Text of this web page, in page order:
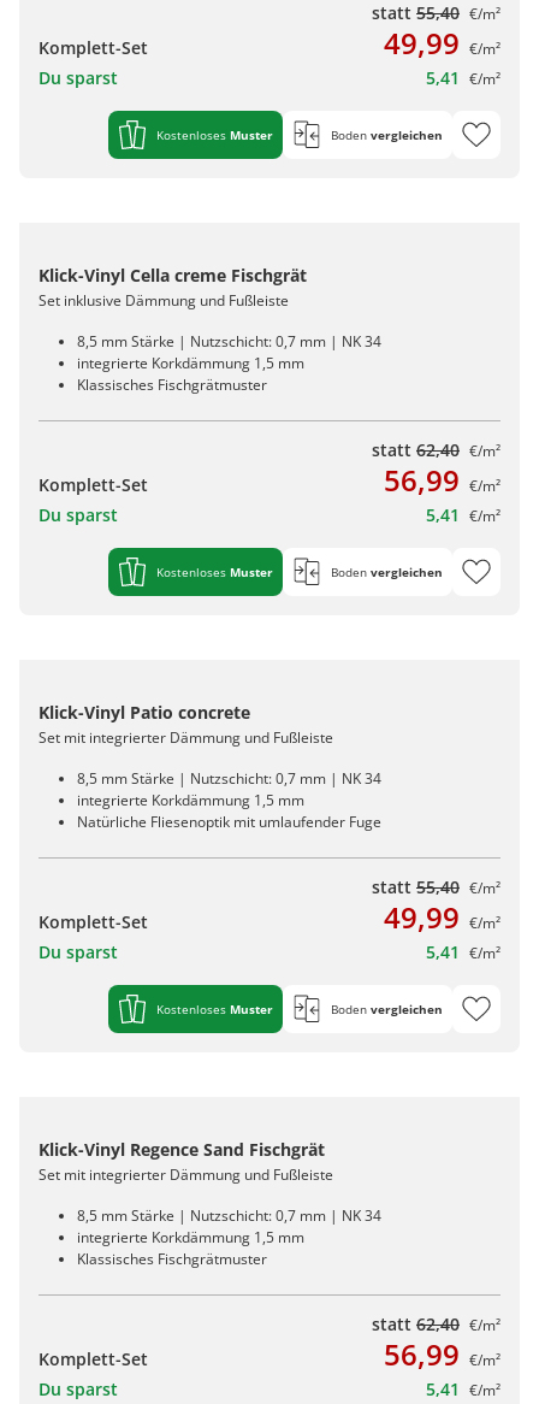
statt 55,40 €/m²
Komplett-Set 49,99 €/m²
Du sparst 5,41 €/m²
Kostenloses Muster Boden vergleichen
Klick-Vinyl Cella creme Fischgrät
Set inklusive Dämmung und Fußleiste
8,5 mm Stärke | Nutzschicht: 0,7 mm | NK 34
integrierte Korkdämmung 1,5 mm
Klassisches Fischgrätmuster
statt 62,40 €/m²
Komplett-Set 56,99 €/m²
Du sparst 5,41 €/m²
Kostenloses Muster Boden vergleichen
Klick-Vinyl Patio concrete
Set mit integrierter Dämmung und Fußleiste
8,5 mm Stärke | Nutzschicht: 0,7 mm | NK 34
integrierte Korkdämmung 1,5 mm
Natürliche Fliesenoptik mit umlaufender Fuge
statt 55,40 €/m²
Komplett-Set 49,99 €/m²
Du sparst 5,41 €/m²
Kostenloses Muster Boden vergleichen
Klick-Vinyl Regence Sand Fischgrät
Set mit integrierter Dämmung und Fußleiste
8,5 mm Stärke | Nutzschicht: 0,7 mm | NK 34
integrierte Korkdämmung 1,5 mm
Klassisches Fischgrätmuster
statt 62,40 €/m²
Komplett-Set 56,99 €/m²
Du sparst 5,41 €/m²